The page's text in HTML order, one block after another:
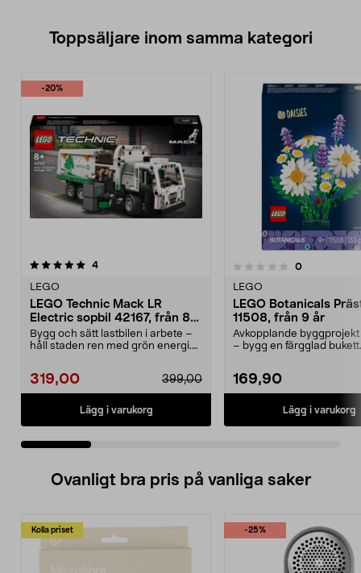
Toppsäljare inom samma kategori
-20%
4recensioner
LEGO
LEGO Technic Mack LR
Electric sopbil 42167, från 8
år
Bygg och sätt lastbilen i arbete –
håll staden ren med grön energi.
319,00 399,00
Lägg i varukorg
0.0 av 5 stjärnor 0recensioner
LEGO
LEGO Botanicals
11508, från 9 år
Avkopplande
– bygg en färgglad
169,90
Lägg i varukorg
4.5 av 5 stjärnor
Ovanligt bra pris på vanliga saker
Kolla priset -25%